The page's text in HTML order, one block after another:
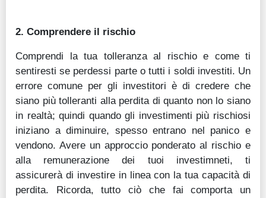
2. Comprendere il rischio
Comprendi la tua tolleranza al rischio e come ti
sentiresti se perdessi parte o tutti i soldi investiti. Un
errore comune per gli investitori è di credere che
siano più tolleranti alla perdita di quanto non lo siano
in realtà; quindi quando gli investimenti più rischiosi
iniziano a diminuire, spesso entrano nel panico e
vendono. Avere un approccio ponderato al rischio e
alla remunerazione dei tuoi investimneti, ti
assicurerà di investire in linea con la tua capacità di
perdita. Ricorda, tutto ciò che fai comporta un